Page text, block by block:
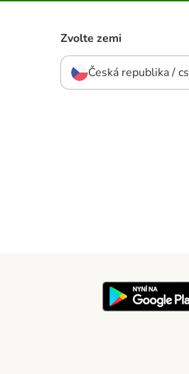
Zvolte zemi
Česká republika / cs